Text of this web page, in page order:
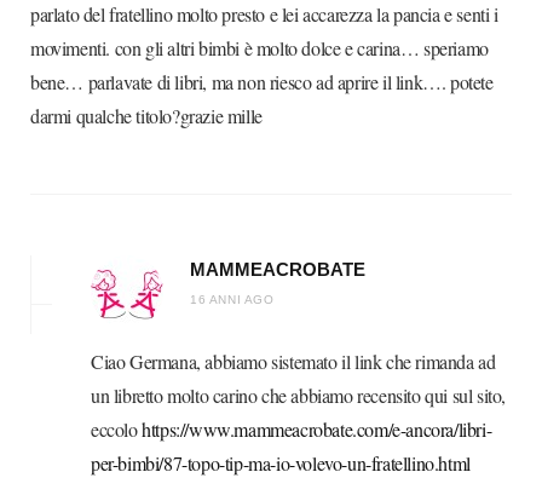
parlato del fratellino molto presto e lei accarezza la pancia e senti i
movimenti. con gli altri bimbi è molto dolce e carina… speriamo
bene… parlavate di libri, ma non riesco ad aprire il link…. potete
darmi qualche titolo?grazie mille
MAMMEACROBATE
16 ANNI AGO
Ciao Germana, abbiamo sistemato il link che rimanda ad
un libretto molto carino che abbiamo recensito qui sul sito,
eccolohttps://www.mammeacrobate.com/e-ancora/libri-
per-bimbi/87-topo-tip-ma-io-volevo-un-fratellino.html